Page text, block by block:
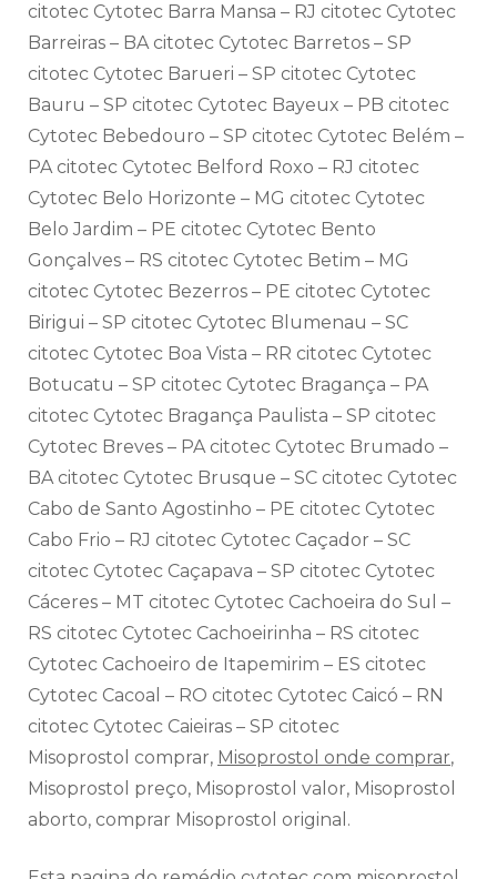
citotec Cytotec Barra Mansa – RJ citotec Cytotec
Barreiras – BA citotec Cytotec Barretos – SP
citotec Cytotec Barueri – SP citotec Cytotec
Bauru – SP citotec Cytotec Bayeux – PB citotec
Cytotec Bebedouro – SP citotec Cytotec Belém –
PA citotec Cytotec Belford Roxo – RJ citotec
Cytotec Belo Horizonte – MG citotec Cytotec
Belo Jardim – PE citotec Cytotec Bento
Gonçalves – RS citotec Cytotec Betim – MG
citotec Cytotec Bezerros – PE citotec Cytotec
Birigui – SP citotec Cytotec Blumenau – SC
citotec Cytotec Boa Vista – RR citotec Cytotec
Botucatu – SP citotec Cytotec Bragança – PA
citotec Cytotec Bragança Paulista – SP citotec
Cytotec Breves – PA citotec Cytotec Brumado –
BA citotec Cytotec Brusque – SC citotec Cytotec
Cabo de Santo Agostinho – PE citotec Cytotec
Cabo Frio – RJ citotec Cytotec Caçador – SC
citotec Cytotec Caçapava – SP citotec Cytotec
Cáceres – MT citotec Cytotec Cachoeira do Sul –
RS citotec Cytotec Cachoeirinha – RS citotec
Cytotec Cachoeiro de Itapemirim – ES citotec
Cytotec Cacoal – RO citotec Cytotec Caicó – RN
citotec Cytotec Caieiras – SP citotec
Misoprostol comprar, Misoprostol onde comprar,
Misoprostol preço, Misoprostol valor, Misoprostol
aborto, comprar Misoprostol original.